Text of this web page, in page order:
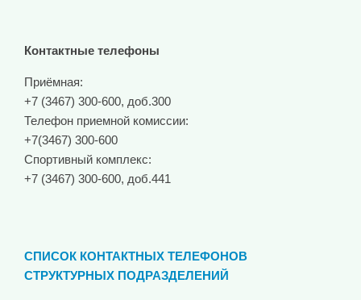
Контактные телефоны
Приёмная:
+7 (3467) 300-600, доб.300
Телефон приемной комиссии:
+7(3467) 300-600
Спортивный комплекс:
+7 (3467) 300-600, доб.441
СПИСОК КОНТАКТНЫХ ТЕЛЕФОНОВ
СТРУКТУРНЫХ ПОДРАЗДЕЛЕНИЙ